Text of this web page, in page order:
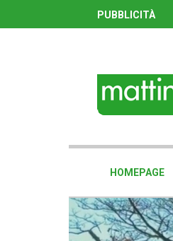
PUBBLICITÀ
HOMEPAGE